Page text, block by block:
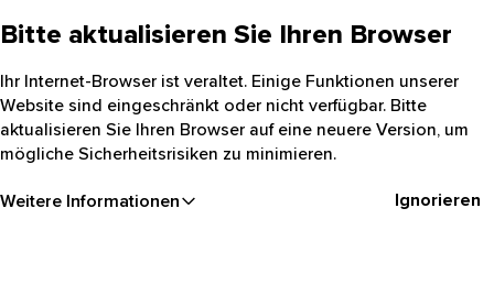
Bitte aktualisieren Sie Ihren Browser
Ihr Internet-Browser ist veraltet. Einige Funktionen unserer
Website sind eingeschränkt oder nicht verfügbar. Bitte
aktualisieren Sie Ihren Browser auf eine neuere Version, um
mögliche Sicherheitsrisiken zu minimieren.
Weitere Informationen Ignorieren